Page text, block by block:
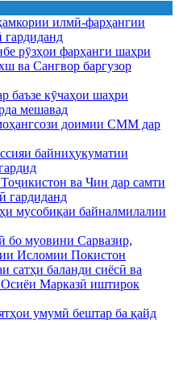
илмӣ-фарҳангии
гардиданд
рӯзҳои фарҳанги шаҳри
ва Сангвор баргузор
баъзе кӯчаҳои шаҳри
мешавад
доимии СММ дар
байниҳукуматии
ва Чин дар самти
гардиданд
мусобиқаи байналмилалии
бо муовини Сарвазир,
Исломии Покистон
сатҳи баланди сиёсӣ ва
Марказӣ иштирок
умумӣ бештар ба қайд